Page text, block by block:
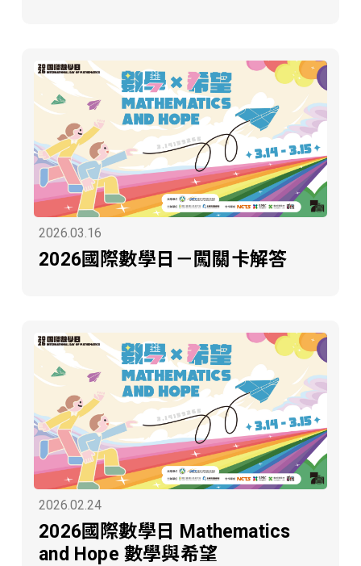
2026.03.16
2026國際數學日－闖關卡解答
2026.02.24
2026國際數學日 Mathematics
and Hope 數學與希望